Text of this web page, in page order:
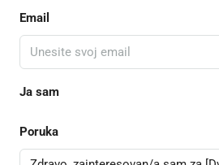
Email
Ja sam
Poruka